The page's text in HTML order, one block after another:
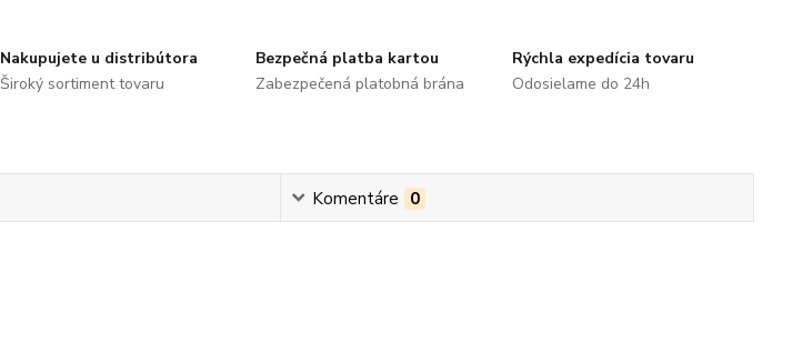
Nakupujete u distribútora
Široký sortiment tovaru
Bezpečná platba kartou
Zabezpečená platobná brána
Rýchla expedícia tovaru
Odosielame do 24h
Komentáre 0